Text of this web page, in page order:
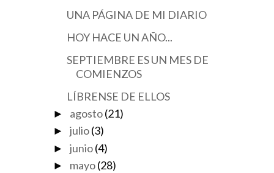
UNA PÁGINA DE MI DIARIO
HOY HACE UN AÑO...
SEPTIEMBRE ES UN MES DE
COMIENZOS
LÍBRENSE DE ELLOS
► agosto (21)
► julio (3)
► junio (4)
► mayo (28)